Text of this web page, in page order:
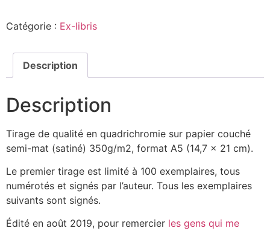
Catégorie : Ex-libris
Description
Description
Tirage de qualité en quadrichromie sur papier couché
semi-mat (satiné) 350g/m2, format A5 (14,7 x 21 cm).
Le premier tirage est limité à 100 exemplaires, tous
numérotés et signés par l’auteur. Tous les exemplaires
suivants sont signés.
Édité en août 2019, pour remercier les gens qui me